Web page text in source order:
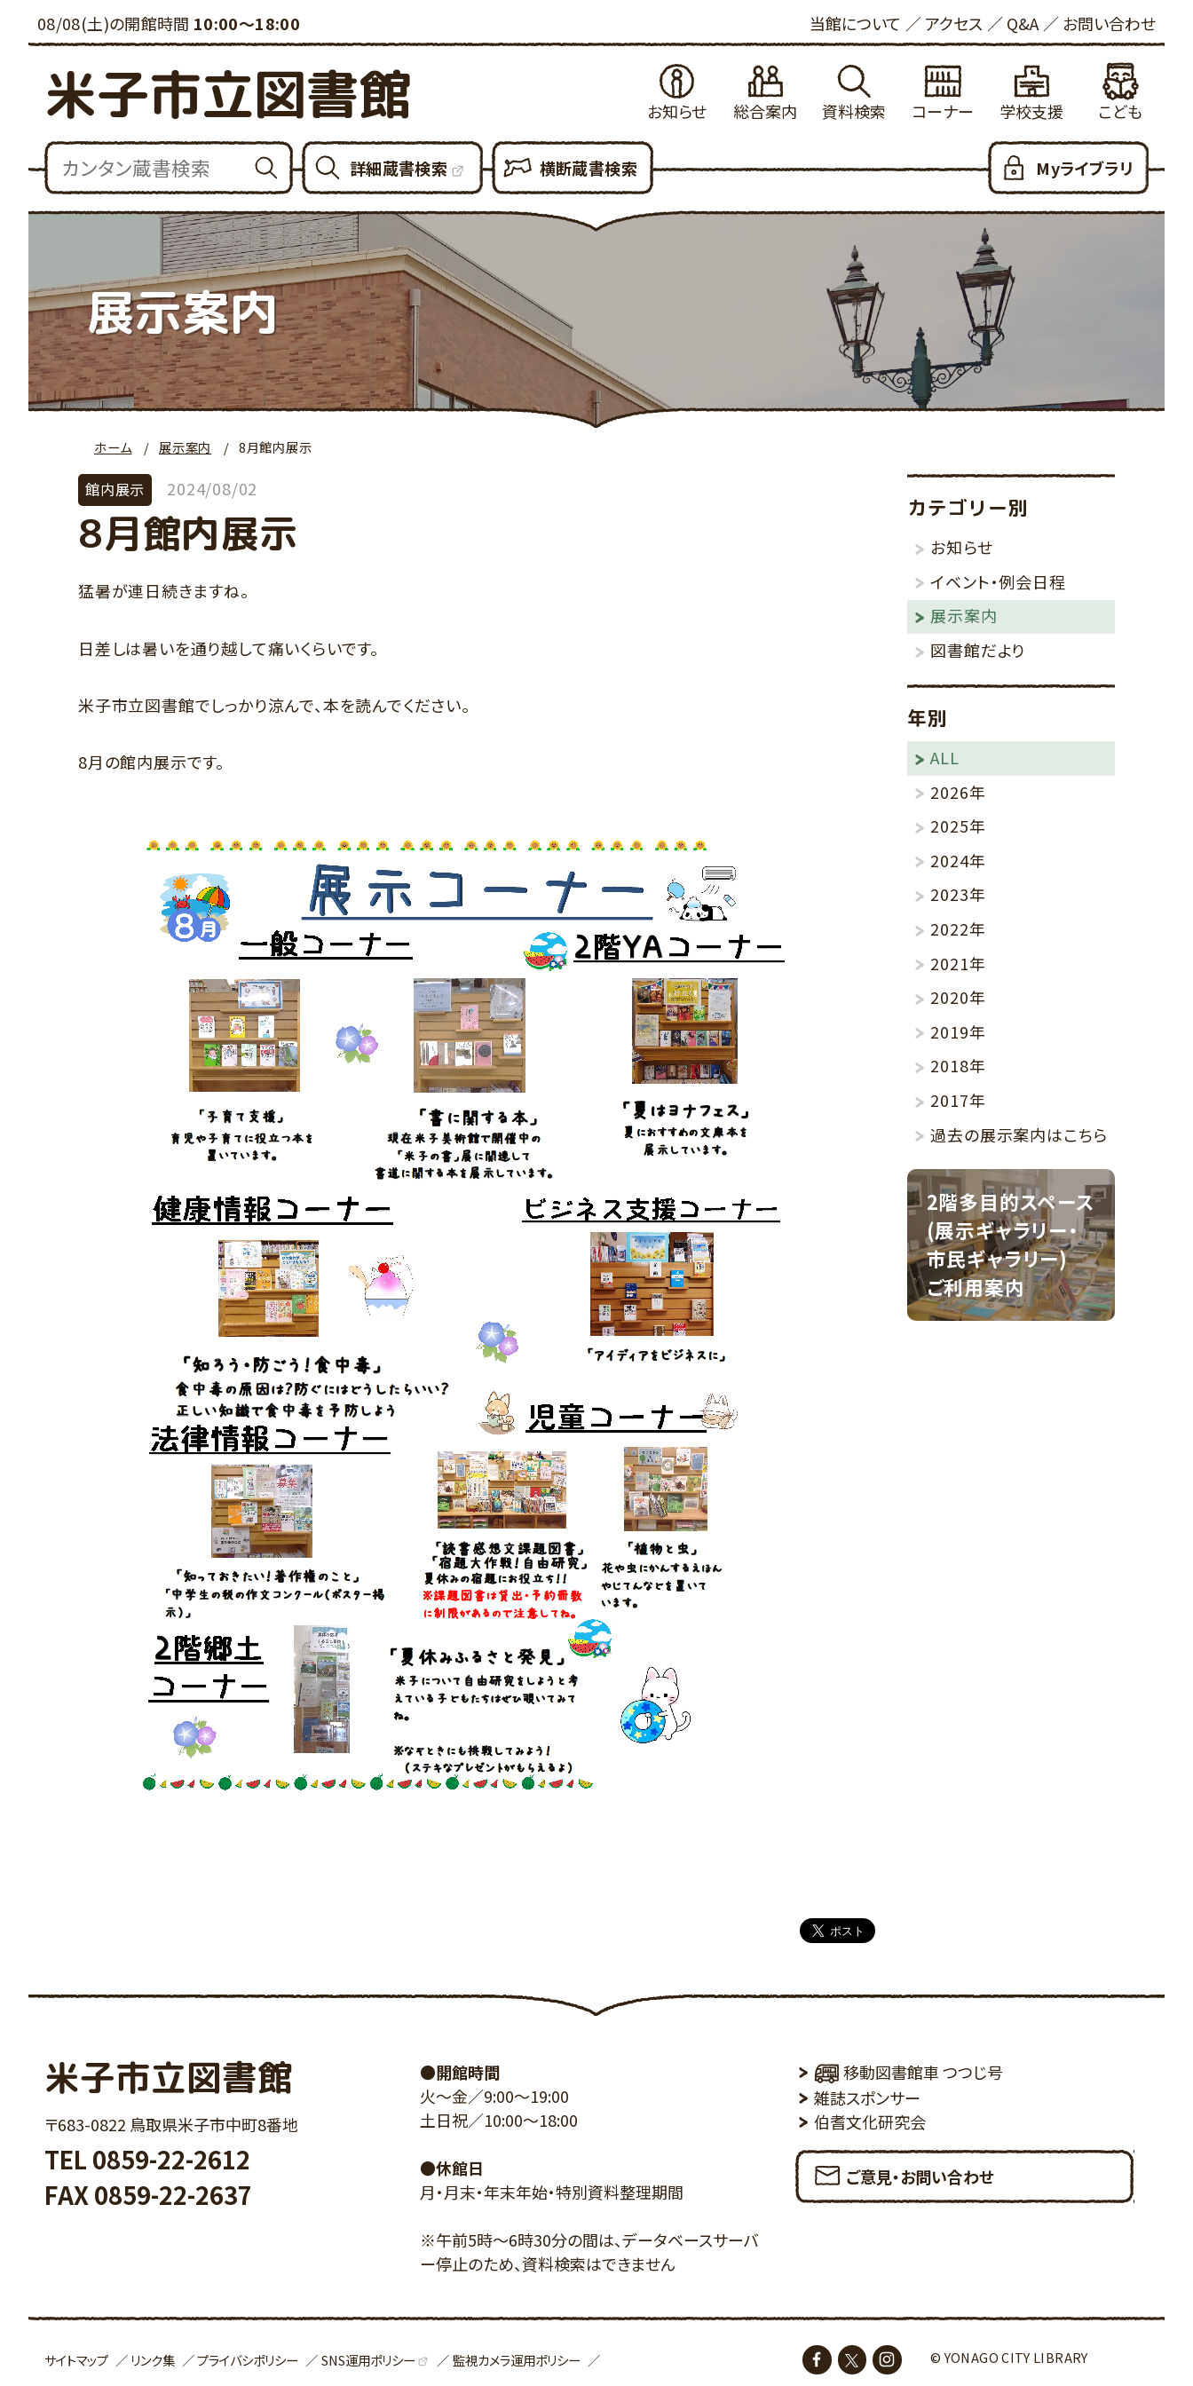
08/08(土)の開館時間 10:00～18:00 当館について アクセス Q&A お問い合わせ
米子市立図書館
お知らせ
お知らせ
イベント・例会
展示案内
総合案内
図書館設備について
図書館資料の複写について
各種申請書ダウンロード
資料検索
新着資料
貸出ランキング
予約ランキング
所蔵新聞・雑誌
大人のための100選
利用可能なデータベース
コーナー
ビジネス支援
新聞・雑誌
郷土・参考資料
YAコーナー
子育て支援
ハートフル
その他
学校支援
学校図書館支援について
冒険の書
大山の参考資料リスト
学校利用統計
ふるさと米子探検隊
こども
こどもおしらせ
本をさがす
としょかんのつかいかた
あたらしくはいった本
おはなし会
児童100選
だっこでえほん
こどもリンク集
りんごの棚
詳細蔵書検索 横断蔵書検索 Myライブラリ
展示案内
ホーム 展示案内 8月館内展示
館内展示 2024/08/02
8月館内展示
猛暑が連日続きますね。
日差しは暑いを通り越して痛いくらいです。
米子市立図書館でしっかり涼んで、本を読んでください。
8月の館内展示です。
カテゴリー別
お知らせ
イベント・例会日程
展示案内
図書館だより
年別
ALL
2026年
2025年
2024年
2023年
2022年
2021年
2020年
2019年
2018年
2017年
過去の展示案内はこちら
2階多目的スペース
(展示ギャラリー・
市民ギャラリー)
ご利用案内
米子市立図書館
〒683-0822 鳥取県米子市中町8番地
TEL 0859-22-2612
FAX 0859-22-2637
●開館時間
火～金／9:00～19:00
土日祝／10:00～18:00
●休館日
月・月末・年末年始・特別資料整理期間
※午前5時～6時30分の間は、データベースサーバ
ー停止のため、資料検索はできません
移動図書館車 つつじ号
雑誌スポンサー
伯耆文化研究会
ご意見・お問い合わせ
サイトマップ リンク集 プライバシポリシー SNS運用ポリシー 監視カメラ運用ポリシー © YONAGO CITY LIBRARY